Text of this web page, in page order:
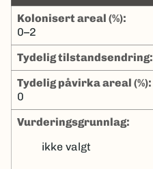
kolonisert areal (%):
0–2
tydelig tilstandsendring:
tydelig påvirka areal (%):
0
Vurderingsgrunnlag:
ikke valgt